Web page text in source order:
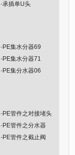
-承插单U头
-PE集水分器69
-PE集水分器71
-PE集分水器06
-PE管件之对接堵头
-PE管件之分水器
-PE管件之截止阀